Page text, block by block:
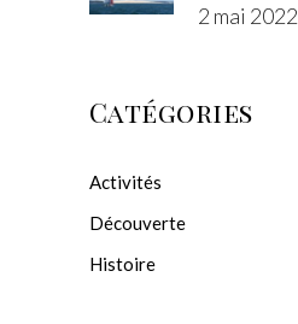
2 mai 2022
Catégories
Activités
Découverte
Histoire